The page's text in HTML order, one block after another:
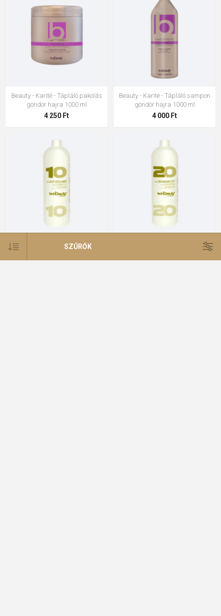
Beauty - Karité - Tápláló pakolás
göndör hajra 1000 ml
4 250 Ft
Beauty - Karité - Tápláló sampon
göndör hajra 1000 ml
4 000 Ft
Beauty - Oxycream krémhidrogén
Beauty - Oxycream krémhidrogén
SZŰRŐK